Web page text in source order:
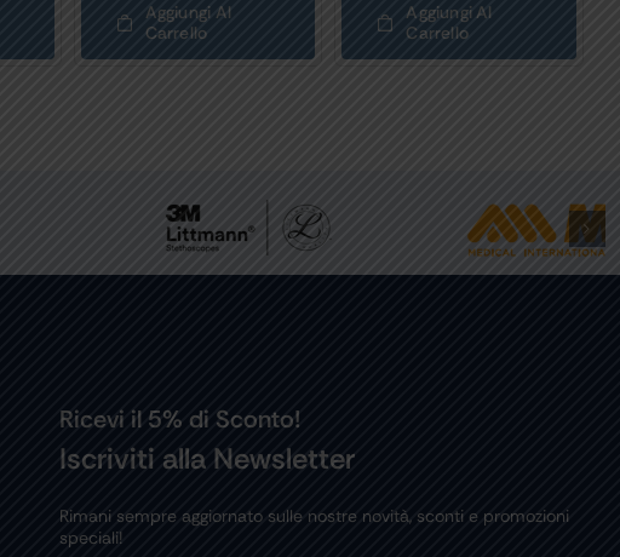
Aggiungi Al
Carrello
Aggiungi Al
Carrello
Ricevi il 5% di Sconto!
Iscriviti alla Newsletter
Rimani sempre aggiornato sulle nostre novità, sconti e promozioni
speciali!